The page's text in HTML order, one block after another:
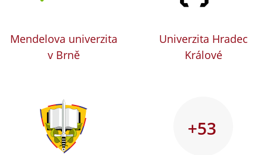
Mendelova univerzita
v Brně
Univerzita Hradec
Králové
+53